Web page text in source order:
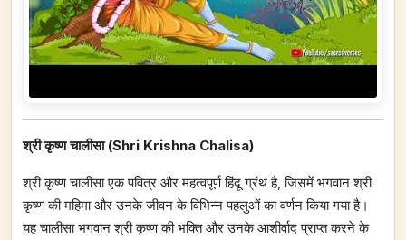
श्री कृष्ण चालीसा (Shri Krishna Chalisa)
श्री कृष्ण चालीसा एक पवित्र और महत्वपूर्ण हिंदू ग्रंथ है, जिसमें भगवान श्री
कृष्ण की महिमा और उनके जीवन के विभिन्न पहलुओं का वर्णन किया गया है।
यह चालीसा भगवान श्री कृष्ण की भक्ति और उनके आशीर्वाद प्राप्त करने के